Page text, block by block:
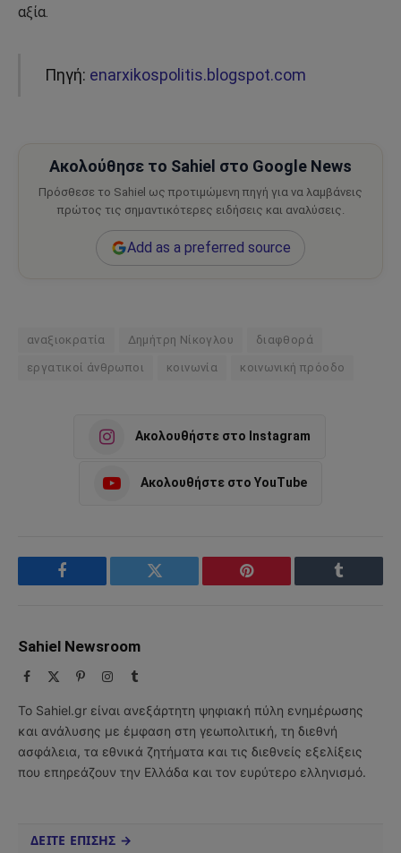
αξία.
Πηγή: enarxikospolitis.blogspot.com
Ακολούθησε το Sahiel στο Google News
Πρόσθεσε το Sahiel ως προτιμώμενη πηγή για να λαμβάνεις
πρώτος τις σημαντικότερες ειδήσεις και αναλύσεις.
Add as a preferred source
αναξιοκρατία Δημήτρη Νίκογλου διαφθορά
εργατικοί άνθρωποι κοινωνία κοινωνική πρόοδο
Ακολουθήστε στο Instagram
Ακολουθήστε στο YouTube
Facebook Twitter Pinterest Tumblr
Sahiel Newsroom
Facebook PinterestInstagram
Tumblr
Το Sahiel.gr είναι ανεξάρτητη ψηφιακή πύλη ενημέρωσης
και ανάλυσης με έμφαση στη γεωπολιτική, τη διεθνή
ασφάλεια, τα εθνικά ζητήματα και τις διεθνείς εξελίξεις
που επηρεάζουν την Ελλάδα και τον ευρύτερο ελληνισμό.
ΔΕΙΤΕ ΕΠΙΣΗΣ →